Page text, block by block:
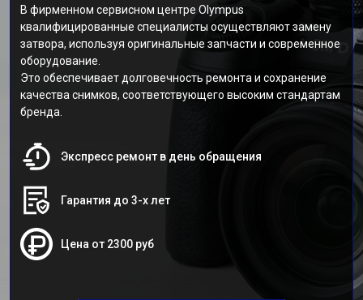
В фирменном сервисном центре Olympus
квалифицированные специалисты осуществляют замену
затвора, используя оригинальные запчасти и современное
оборудование.
Это обеспечивает долговечность ремонта и сохранение
качества снимков, соответствующего высоким стандартам
бренда.
Экспресс ремонт в день обращения
Гарантия до 3-х лет
Цена от 2300 руб